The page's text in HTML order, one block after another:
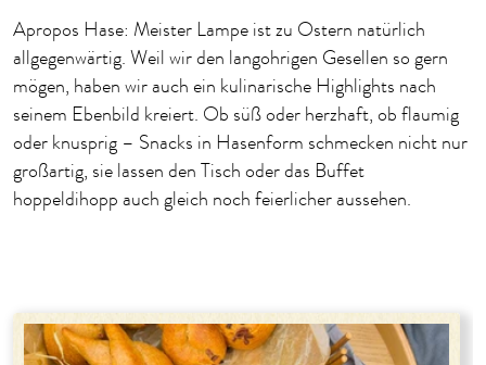
Apropos Hase: Meister Lampe ist zu Ostern natürlich
allgegenwärtig. Weil wir den langohrigen Gesellen so gern
mögen, haben wir auch ein kulinarische Highlights nach
seinem Ebenbild kreiert. Ob süß oder herzhaft, ob flaumig
oder knusprig – Snacks in Hasenform schmecken nicht nur
großartig, sie lassen den Tisch oder das Buffet
hoppeldihopp auch gleich noch feierlicher aussehen.